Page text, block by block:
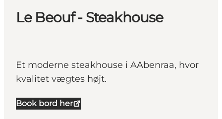
Le Beouf - Steakhouse
Et moderne steakhouse i AAbenraa, hvor
kvalitet vægtes højt.
Book bord her